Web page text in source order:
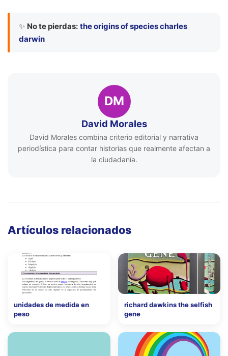
✨ No te pierdas: the origins of species charles
darwin
DM
David Morales
David Morales combina criterio editorial y narrativa
periodística para contar historias que realmente afectan a
la ciudadanía.
Artículos relacionados
unidades de medida en
peso
richard dawkins the selfish
gene